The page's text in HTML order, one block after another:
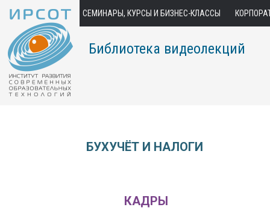
СЕМИНАРЫ, КУРСЫ И БИЗНЕС-КЛАССЫ
Библиотека видеолекций
БУХУЧЁТ И НАЛОГИ
КАДРЫ